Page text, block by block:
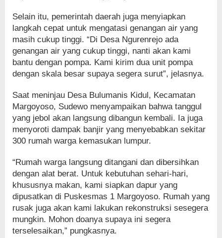
Selain itu, pemerintah daerah juga menyiapkan
langkah cepat untuk mengatasi genangan air yang
masih cukup tinggi. “Di Desa Ngurenrejo ada
genangan air yang cukup tinggi, nanti akan kami
bantu dengan pompa. Kami kirim dua unit pompa
dengan skala besar supaya segera surut”, jelasnya.
Saat meninjau Desa Bulumanis Kidul, Kecamatan
Margoyoso, Sudewo menyampaikan bahwa tanggul
yang jebol akan langsung dibangun kembali. Ia juga
menyoroti dampak banjir yang menyebabkan sekitar
300 rumah warga kemasukan lumpur.
“Rumah warga langsung ditangani dan dibersihkan
dengan alat berat. Untuk kebutuhan sehari-hari,
khususnya makan, kami siapkan dapur yang
dipusatkan di Puskesmas 1 Margoyoso. Rumah yang
rusak juga akan kami lakukan rekonstruksi sesegera
mungkin. Mohon doanya supaya ini segera
terselesaikan,” pungkasnya.